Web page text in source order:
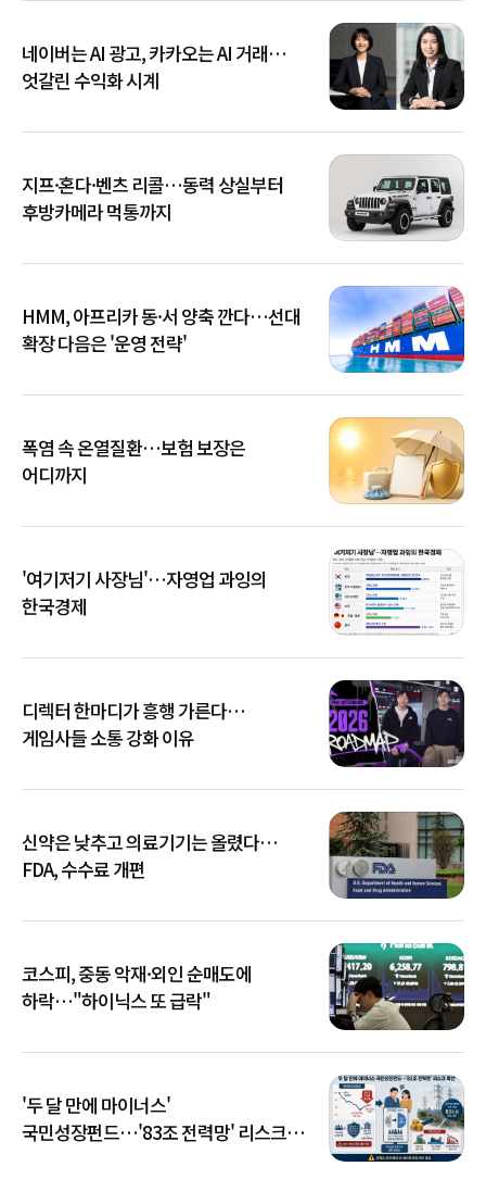
네이버는 AI 광고, 카카오는 AI 거래…
엇갈린 수익화 시계
지프·혼다·벤츠 리콜…동력 상실부터
후방카메라 먹통까지
HMM, 아프리카 동·서 양축 깐다…선대
확장 다음은 '운영 전략'
폭염 속 온열질환…보험 보장은
어디까지
'여기저기 사장님'…자영업 과잉의
한국경제
디렉터 한마디가 흥행 가른다…
게임사들 소통 강화 이유
신약은 낮추고 의료기기는 올렸다…
FDA, 수수료 개편
코스피, 중동 악재·외인 순매도에
하락…"하이닉스 또 급락"
'두 달 만에 마이너스'
국민성장펀드…'83조 전력망' 리스크